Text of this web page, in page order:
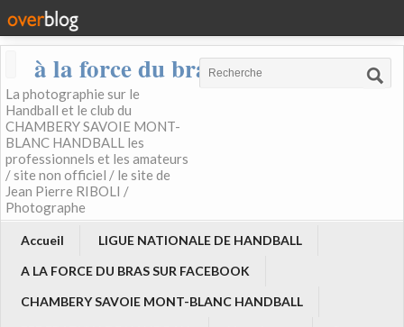
à la force du bras
La photographie sur le
Handball et le club du
CHAMBERY SAVOIE MONT-
BLANC HANDBALL les
professionnels et les amateurs
/ site non officiel / le site de
Jean Pierre RIBOLI /
Photographe
Accueil
LIGUE NATIONALE DE HANDBALL
A LA FORCE DU BRAS SUR FACEBOOK
CHAMBERY SAVOIE MONT-BLANC HANDBALL